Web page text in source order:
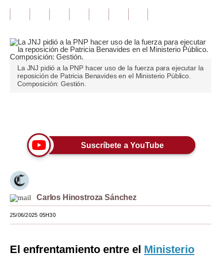
Blogs
Tendencias
Moda
Estilos
Mundo
EEUU
México
Internacional
La JNJ pidió a la PNP hacer uso de la fuerza para ejecutar la
reposición de Patricia Benavides en el Ministerio Público.
Composición: Gestión.
Suscríbete a YouTube
Carlos Hinostroza Sánchez
25/06/2025 05H30
El enfrentamiento entre el Ministerio